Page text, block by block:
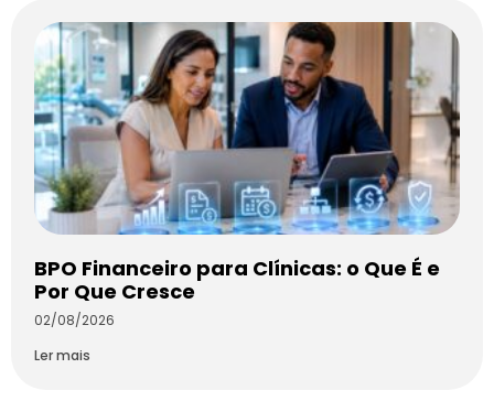
BPO Financeiro para Clínicas: o Que É e
Por Que Cresce
02/08/2026
Ler mais